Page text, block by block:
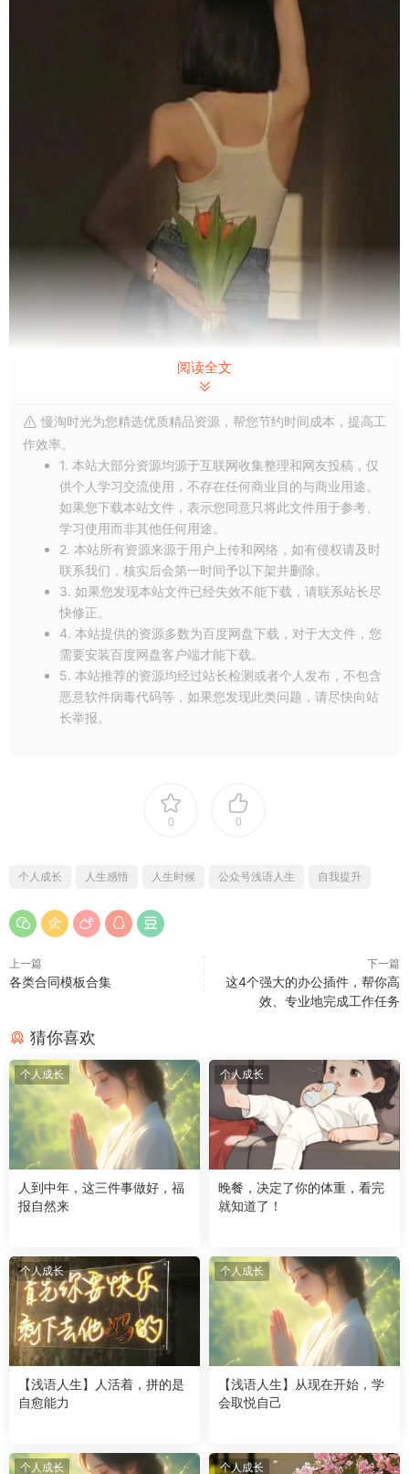
生活啊，是自己的，人生也是自己的。
学得安静，才能读懂生活的苦难；锤炼自己，才能让自己越来越
强大。
多在事情上磨练自己，磨练自己的心性。
遇事不急，平静对待，从容处之。
做人做事，谦虚谨慎，保持低调，始终安静。
不炫耀、不焦躁，不迎合。
安静的修身，养性。久而久之，你会发现，自己变得豁达、成
熟、稳重、自在、随意
赞和在看]，让爱和好运都流向你。(文章来源公号：浅语人
生，链接：
https://mp.weixin.qq.com/s/T3dlDOi9RHiAi8WcnUBGQg）
阅读全文
慢淘时光为您精选优质精品资源，帮您节约时间成本，提高工
作效率。
1. 本站大部分资源均源于互联网收集整理和网友投稿，仅
供个人学习交流使用，不存在任何商业目的与商业用途。
如果您下载本站文件，表示您同意只将此文件用于参考、
学习使用而非其他任何用途。
2. 本站所有资源来源于用户上传和网络，如有侵权请及时
联系我们，核实后会第一时间予以下架并删除。
3. 如果您发现本站文件已经失效不能下载，请联系站长尽
快修正。
4. 本站提供的资源多数为百度网盘下载，对于大文件，您
需要安装百度网盘客户端才能下载。
5. 本站推荐的资源均经过站长检测或者个人发布，不包含
恶意软件病毒代码等，如果您发现此类问题，请尽快向站
长举报。
0 0
个人成长 人生感悟 人生时候 公众号浅语人生 自我提升
上一篇
各类合同模板合集
下一篇
这4个强大的办公插件，帮你高
效、专业地完成工作任务
猜你喜欢
个人成长
人到中年，这三件事做好，福
报自然来
个人成长
晚餐，决定了你的体重，看完
就知道了！
个人成长
【浅语人生】人活着，拼的是
自愈能力
个人成长
【浅语人生】从现在开始，学
会取悦自己
个人成长 个人成长